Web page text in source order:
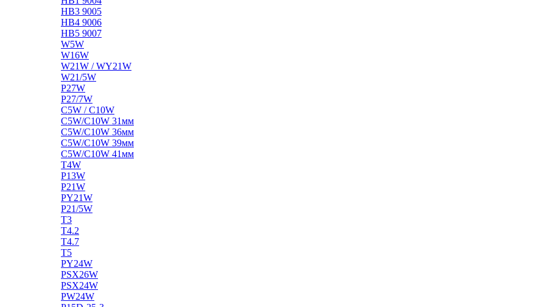
HB3 9005
HB4 9006
HB5 9007
W5W
W16W
W21W / WY21W
W21/5W
P27W
P27/7W
C5W / C10W
C5W/C10W 31мм
C5W/C10W 36мм
C5W/C10W 39мм
C5W/C10W 41мм
T4W
P13W
P21W
PY21W
P21/5W
T3
T4.2
T4.7
T5
PY24W
PSX26W
PSX24W
PW24W